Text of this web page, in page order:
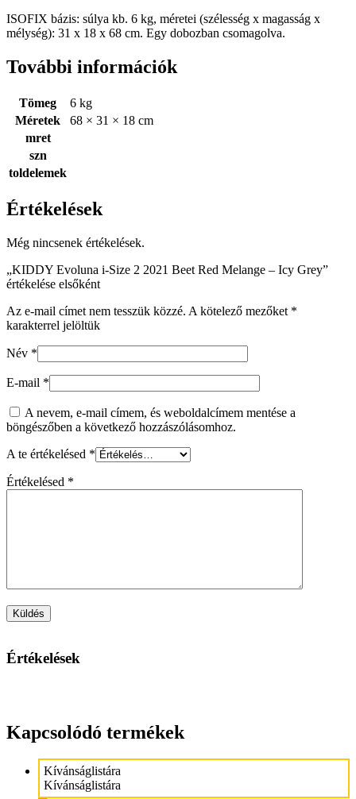
ISOFIX bázis: súlya kb. 6 kg, méretei (szélesség x magasság x
mélység): 31 x 18 x 68 cm. Egy dobozban csomagolva.
További információk
Tömeg
6 kg
Méretek
68 × 31 × 18 cm
mret
szn
toldelemek
Értékelések
Még nincsenek értékelések.
„KIDDY Evoluna i-Size 2 2021 Beet Red Melange – Icy Grey”
értékelése elsőként
Az e-mail címet nem tesszük közzé. A kötelező mezőket *
karakterrel jelöltük
Név *
E-mail *
A nevem, e-mail címem, és weboldalcímem mentése a
böngészőben a következő hozzászólásomhoz.
A te értékelésed *
Értékelésed *
Értékelések
Kapcsolódó termékek
Kívánságlistára
Kívánságlistára